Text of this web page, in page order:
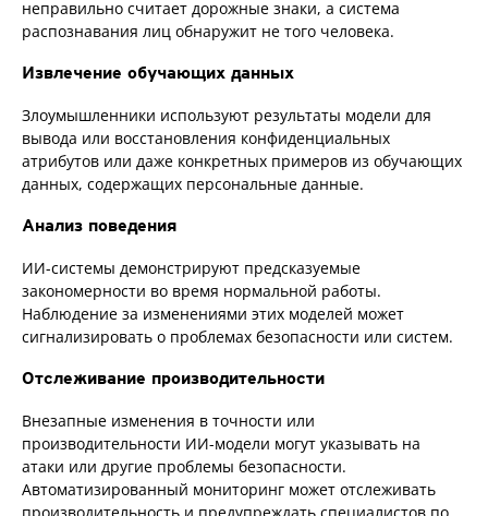
неправильно считает дорожные знаки, а система
распознавания лиц обнаружит не того человека.
Извлечение обучающих данных
Злоумышленники используют результаты модели для
вывода или восстановления конфиденциальных
атрибутов или даже конкретных примеров из обучающих
данных, содержащих персональные данные.
Анализ поведения
ИИ-системы демонстрируют предсказуемые
закономерности во время нормальной работы.
Наблюдение за изменениями этих моделей может
сигнализировать о проблемах безопасности или систем.
Отслеживание производительности
Внезапные изменения в точности или
производительности ИИ-модели могут указывать на
атаки или другие проблемы безопасности.
Автоматизированный мониторинг может отслеживать